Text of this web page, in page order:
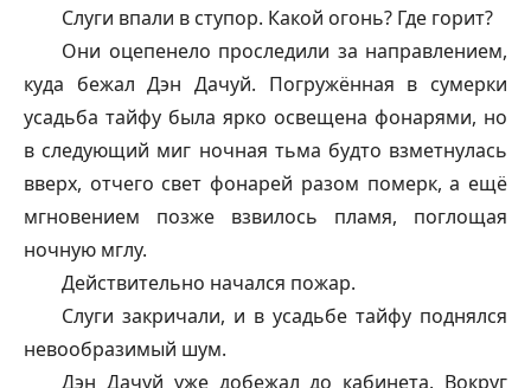
Слуги впали в ступор. Какой огонь? Где горит?
Они оцепенело проследили за направлением,
куда бежал Дэн Дачуй. Погружённая в сумерки
усадьба тайфу была ярко освещена фонарями, но
в следующий миг ночная тьма будто взметнулась
вверх, отчего свет фонарей разом померк, а ещё
мгновением позже взвилось пламя, поглощая
ночную мглу.
Действительно начался пожар.
Слуги закричали, и в усадьбе тайфу поднялся
невообразимый шум.
Дэн Дачуй уже добежал до кабинета. Вокруг